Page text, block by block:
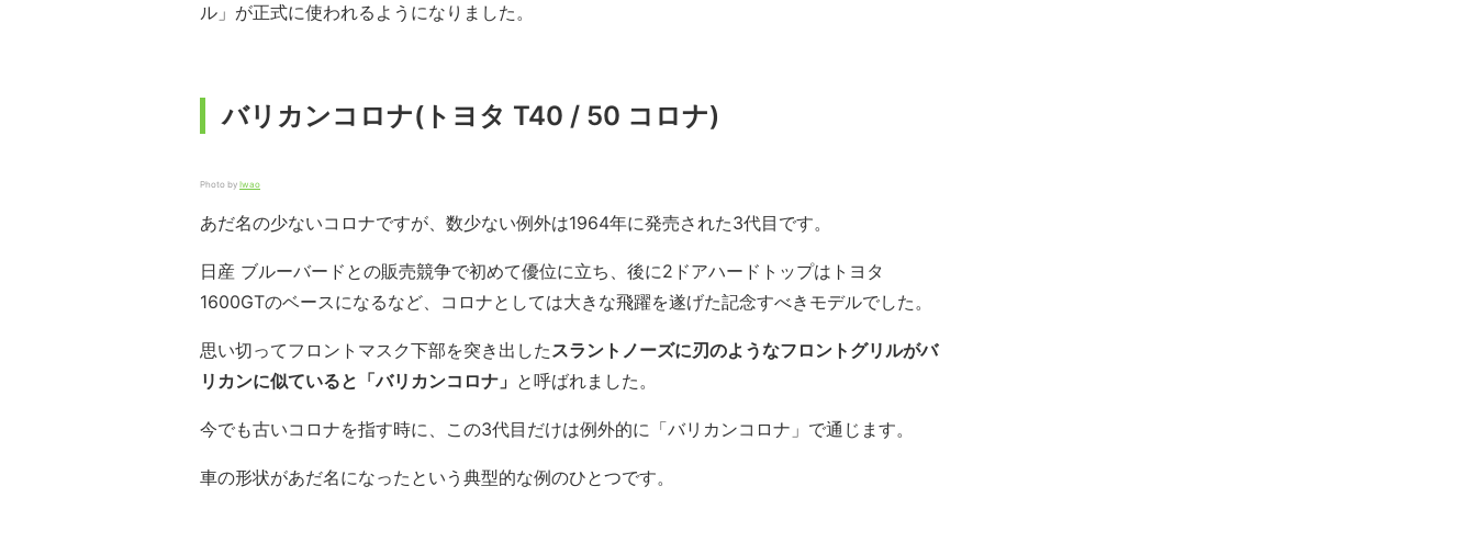
ル」が正式に使われるようになりました。
バリカンコロナ(トヨタ T40 / 50 コロナ)
Photo by Iwao
あだ名の少ないコロナですが、数少ない例外は1964年に発売された3代目です。
日産 ブルーバードとの販売競争で初めて優位に立ち、後に2ドアハードトップはトヨタ
1600GTのベースになるなど、コロナとしては大きな飛躍を遂げた記念すべきモデルでした。
思い切ってフロントマスク下部を突き出したスラントノーズに刃のようなフロントグリルがバ
リカンに似ていると「バリカンコロナ」 と呼ばれました。
今でも古いコロナを指す時に、この3代目だけは例外的に「バリカンコロナ」で通じます。
車の形状があだ名になったという典型的な例のひとつです。